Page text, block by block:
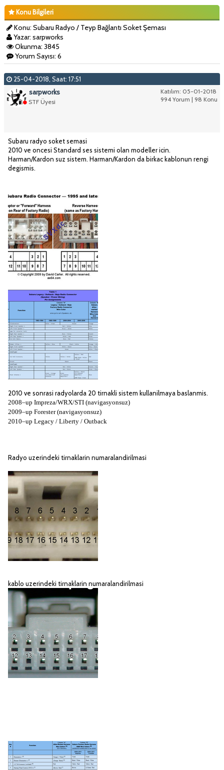
Konu Bilgileri
Konu: Subaru Radyo / Teyp Bağlantı Soket Şeması
Yazar: sarpworks
Okunma: 3845
Yorum Sayısı: 6
25-04-2018, Saat: 17:51
Katılım: 05-01-2018
994 Yorum | 98 Konu
sarpworks
STF Üyesi
Subaru radyo soket semasi
2010 ve oncesi Standard ses sistemi olan modeller icin.
Harman/Kardon suz sistem. Harman/Kardon da birkac kablonun rengi
degismis.
2010 ve sonrasi radyolarda 20 tirnakli sistem kullanilmaya baslanmis.
2008–up Impreza/WRX/STI (navigasyonsuz)
2009–up Forester (navigasyonsuz)
2010–up Legacy / Liberty / Outback
Radyo uzerindeki tirnaklarin numaralandirilmasi
kablo uzerindeki tirnaklarin numaralandirilmasi